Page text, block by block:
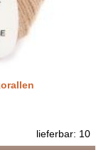
lieferbar: 10